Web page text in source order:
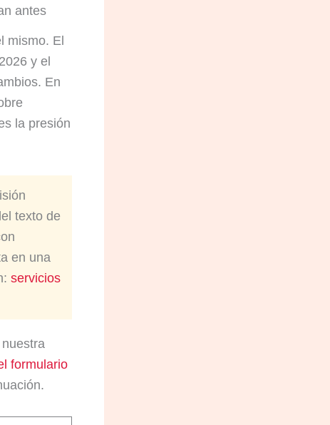
antes
mismo. El
y el
En
la presión
texto de
en una
servicios
formulario